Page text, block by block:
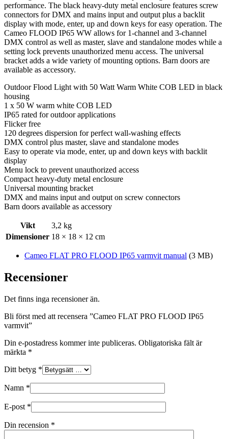
performance. The black heavy-duty metal enclosure features screw
connectors for DMX and mains input and output plus a backlit
display with mode, enter, up and down keys for easy operation. The
Cameo FLOOD IP65 WW allows for 1-channel and 3-channel
DMX control as well as master, slave and standalone modes while a
setting lock prevents unauthorized menu access. The universal
bracket adds a wide variety of mounting options. Barn doors are
available as accessory.
Outdoor Flood Light with 50 Watt Warm White COB LED in black
housing
1 x 50 W warm white COB LED
IP65 rated for outdoor applications
Flicker free
120 degrees dispersion for perfect wall-washing effects
DMX control plus master, slave and standalone modes
Easy to operate via mode, enter, up and down keys with backlit
display
Menu lock to prevent unauthorized access
Compact heavy-duty metal enclosure
Universal mounting bracket
DMX and mains input and output on screw connectors
Barn doors available as accessory
Vikt
3,2 kg
Dimensioner 18 × 18 × 12 cm
Cameo FLAT PRO FLOOD IP65 varmvit manual (3 MB)
Recensioner
Det finns inga recensioner än.
Bli först med att recensera ”Cameo FLAT PRO FLOOD IP65
varmvit”
Din e-postadress kommer inte publiceras. Obligatoriska fält är
märkta *
Ditt betyg *
Namn *
E-post *
Din recension *